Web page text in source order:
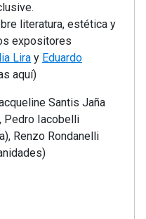
literatura, estética y
expositores
Lira y Eduardo
aquí)
Santis Jaña
Pedro Iacobelli
Renzo Rondanelli